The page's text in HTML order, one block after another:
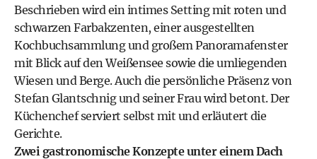
Beschrieben wird ein intimes Setting mit roten und
schwarzen Farbakzenten, einer ausgestellten
Kochbuchsammlung und großem Panoramafenster
mit Blick auf den Weißensee sowie die umliegenden
Wiesen und Berge. Auch die persönliche Präsenz von
Stefan Glantschnig und seiner Frau wird betont. Der
Küchenchef serviert selbst mit und erläutert die
Gerichte.
Zwei gastronomische Konzepte unter einem Dach